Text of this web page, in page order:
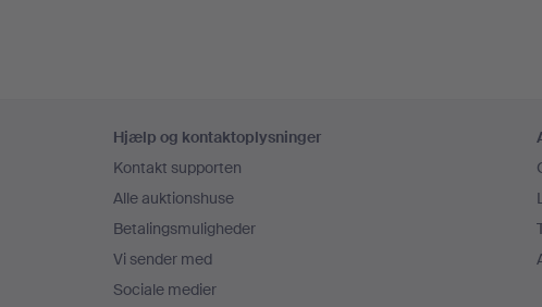
Hjælp og kontaktoplysninger
Kontakt supporten
Alle auktionshuse
Betalingsmuligheder
Vi sender med
Sociale medier